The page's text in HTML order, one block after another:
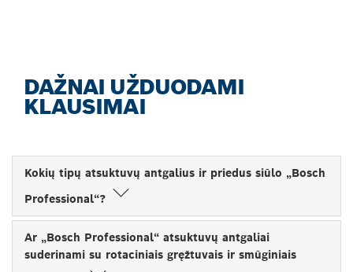
DAŽNAI UŽDUODAMI
KLAUSIMAI
Kokių tipų atsuktuvų antgalius ir priedus siūlo „Bosch
Professional“?
Ar „Bosch Professional“ atsuktuvų antgaliai
suderinami su rotaciniais gręžtuvais ir smūginiais